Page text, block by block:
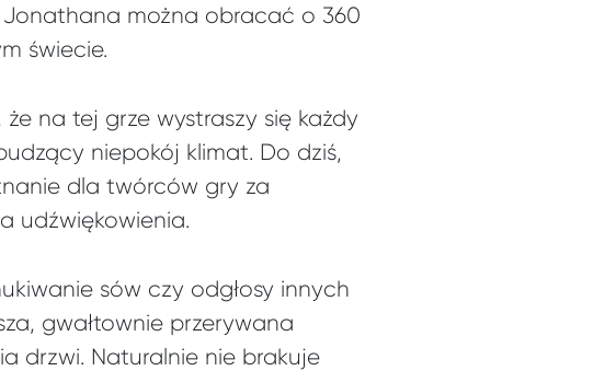
można obracać o 360
świecie.
na tej grze wystraszy się każdy
niepokój klimat. Do dziś,
dla twórców gry za
udźwiękowienia.
sów czy odgłosy innych
gwałtownie przerywana
drzwi. Naturalnie nie brakuje